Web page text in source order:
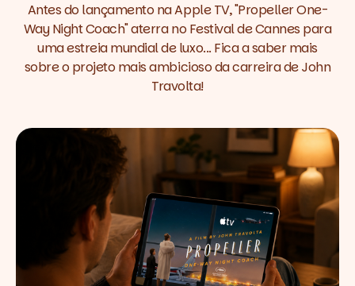
Antes do lançamento na Apple TV, "Propeller One-
Way Night Coach" aterra no Festival de Cannes para
uma estreia mundial de luxo... Fica a saber mais
sobre o projeto mais ambicioso da carreira de John
Travolta!